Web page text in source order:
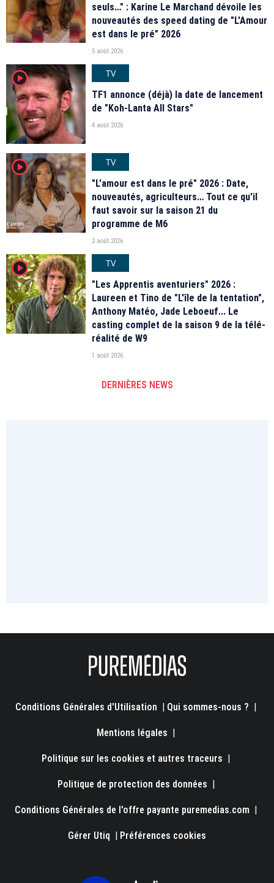
seuls…" : Karine Le Marchand dévoile les
nouveautés des speed dating de "L'Amour
est dans le pré" 2026
5 août 2026
player2
TV
TF1 annonce (déjà) la date de lancement
de "Koh-Lanta All Stars"
4 août 2026
player2
TV
"L'amour est dans le pré" 2026 : Date,
nouveautés, agriculteurs… Tout ce qu'il
faut savoir sur la saison 21 du
programme de M6
2 août 2026
player2
TV
"Les Apprentis aventuriers" 2026 :
Laureen et Tino de "L'île de la tentation",
Anthony Matéo, Jade Leboeuf... Le
casting complet de la saison 9 de la télé-
réalité de W9
1 août 2026
DERNIÈRES NEWS
Conditions Générales d'Utilisation | Qui sommes-nous ? |
Mentions légales |
Politique sur les cookies et autres traceurs |
Politique de protection des données |
Conditions Générales de l'offre payante puremedias.com |
Gérer Utiq | Préférences cookies